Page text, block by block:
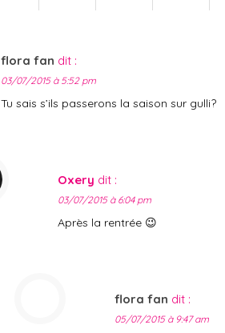
flora fan dit :
03/07/2015 à 5:52 pm
Tu sais s’ils passerons la saison sur gulli?
Oxery dit :
03/07/2015 à 6:04 pm
Après la rentrée 😉
flora fan dit :
05/07/2015 à 9:47 am